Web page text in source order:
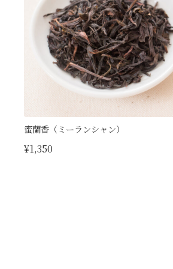
蜜蘭香（ミーランシャン）
¥1,350